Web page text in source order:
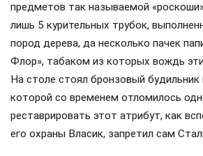
предметов так называемой
лишь 5 курительных трубок,
пород дерева, да несколько пачек
Флор», табаком из которых вождь
На столе стоял бронзовый будильник
которой со временем отломилось
реставрировать этот атрибут, как
его охраны Власик, запретил сам